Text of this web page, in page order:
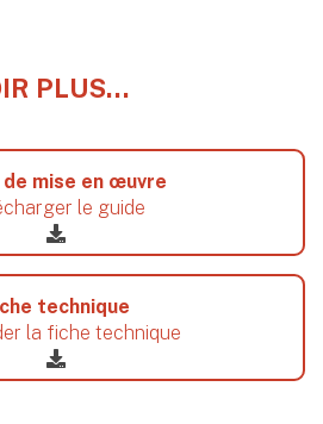
PLUS…
de mise en œuvre
le guide
technique
la fiche technique